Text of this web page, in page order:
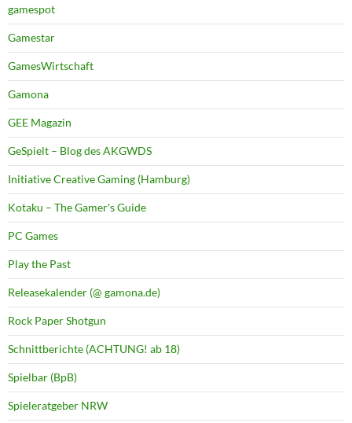
gamespot
Gamestar
GamesWirtschaft
Gamona
GEE Magazin
GeSpielt – Blog des AKGWDS
Initiative Creative Gaming (Hamburg)
Kotaku – The Gamer's Guide
PC Games
Play the Past
Releasekalender (@ gamona.de)
Rock Paper Shotgun
Schnittberichte (ACHTUNG! ab 18)
Spielbar (BpB)
Spieleratgeber NRW